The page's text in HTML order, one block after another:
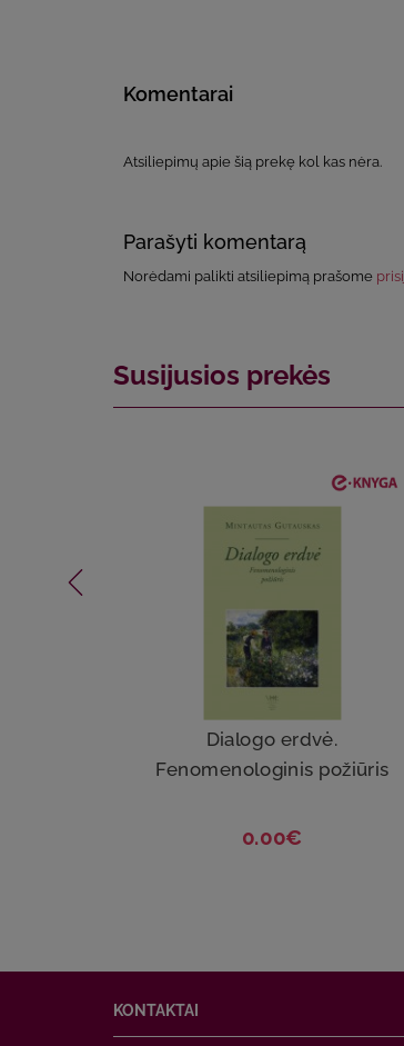
Komentarai
Atsiliepimų apie šią prekę kol kas nėra.
Parašyti komentarą
Norėdami palikti atsiliepimą prašome
Susijusios prekės
Dialogo erdvė.
Fenomenologinis požiūris
0.00€
KONTAKTAI